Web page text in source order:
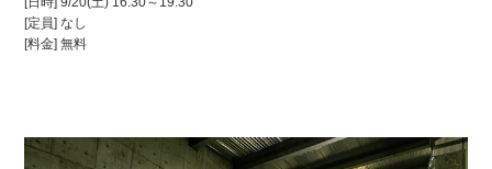
[定員] なし
[料金] 無料